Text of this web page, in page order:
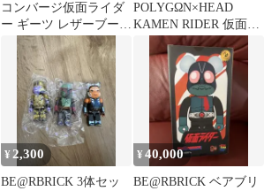
コンバージ仮面ライダ
ー ギーツ レザーブース
トフォーム フィギュア
POLYGΩN×HEAD
KAMEN RIDER 仮面ラ
イダー新1号
¥2,300
BE@RBRICK 3体セッ
¥40,000
BE@RBRICK ベアブリ